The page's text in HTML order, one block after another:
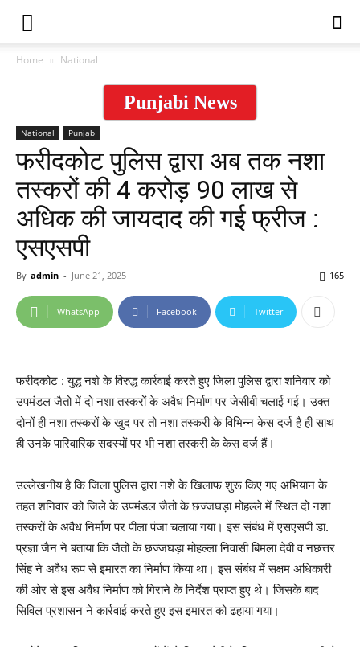
Home National
Punjabi News
National Punjab
फरीदकोट पुलिस द्वारा अब तक नशा
तस्करों की 4 करोड़ 90 लाख से
अधिक की जायदाद की गई फ्रीज :
एसएसपी
By admin - June 21, 2025 165
WhatsApp Facebook Twitter
फरीदकोट : युद्ध नशे के विरुद्ध कार्रवाई करते हुए जिला पुलिस द्वारा शनिवार को
उपमंडल जैतो में दो नशा तस्करों के अवैध निर्माण पर जेसीबी चलाई गई। उक्त
दोनों ही नशा तस्करों के खुद पर तो नशा तस्करी के विभिन्न केस दर्ज है ही साथ
ही उनके पारिवारिक सदस्यों पर भी नशा तस्करी के केस दर्ज हैं।
उल्लेखनीय है कि जिला पुलिस द्वारा नशे के खिलाफ शुरू किए गए अभियान के
तहत शनिवार को जिले के उपमंडल जैतो के छज्जघड़ा मोहल्ले में स्थित दो नशा
तस्करों के अवैध निर्माण पर पीला पंजा चलाया गया। इस संबंध में एसएसपी डा.
प्रज्ञा जैन ने बताया कि जैतो के छज्जघड़ा मोहल्ला निवासी बिमला देवी व नछत्तर
सिंह ने अवैध रूप से इमारत का निर्माण किया था। इस संबंध में सक्षम अधिकारी
की ओर से इस अवैध निर्माण को गिराने के निर्देश प्राप्त हुए थे। जिसके बाद
सिविल प्रशासन ने कार्रवाई करते हुए इस इमारत को ढहाया गया।